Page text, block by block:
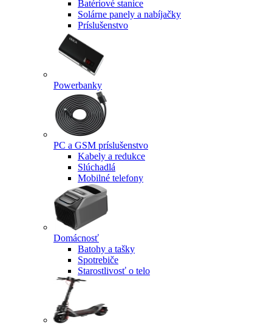
Batériové stanice
Solárne panely a nabíjačky
Príslušenstvo
Powerbanky
PC a GSM príslušenstvo
Kabely a redukce
Slúchadlá
Mobilné telefony
Domácnosť
Batohy a tašky
Spotrebiče
Starostlivosť o telo